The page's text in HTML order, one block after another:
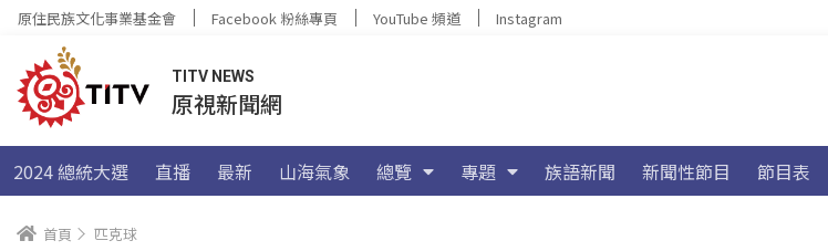
原住民族文化事業基金會 Facebook 粉絲專頁 YouTube 頻道 Instagram
TITV NEWS
原視新聞網
2024 總統大選 直播 最新 山海氣象 總覽 專題 族語新聞 新聞性節目 節目表
首頁 匹克球